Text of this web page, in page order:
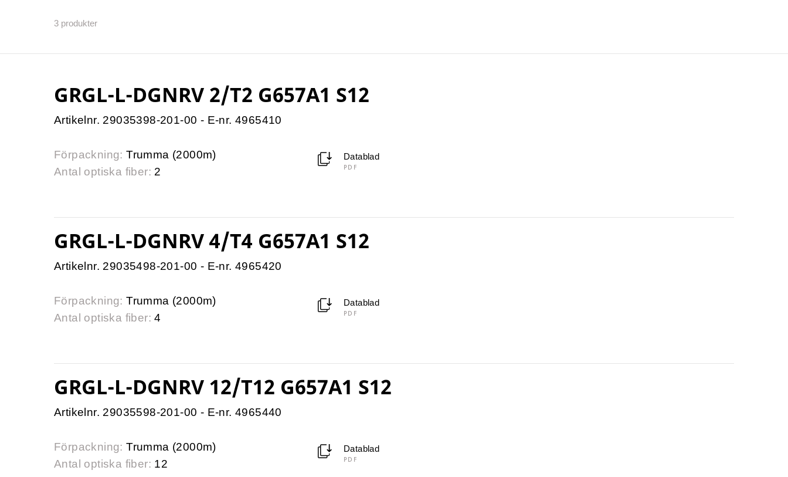
3 produkter
GRGL-L-DGNRV 2/T2 G657A1 S12
Artikelnr. 29035398-201-00 - E-nr. 4965410
Förpackning: Trumma (2000m)
Antal optiska fiber: 2
Datablad
PDF
GRGL-L-DGNRV 4/T4 G657A1 S12
Artikelnr. 29035498-201-00 - E-nr. 4965420
Förpackning: Trumma (2000m)
Antal optiska fiber: 4
Datablad
PDF
GRGL-L-DGNRV 12/T12 G657A1 S12
Artikelnr. 29035598-201-00 - E-nr. 4965440
Förpackning: Trumma (2000m)
Antal optiska fiber: 12
Datablad
PDF